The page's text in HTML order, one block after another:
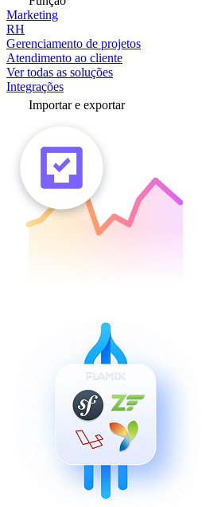
Marketing
RH
Gerenciamento de projetos
Atendimento ao cliente
Ver todas as soluções
Integrações
Importar e exportar